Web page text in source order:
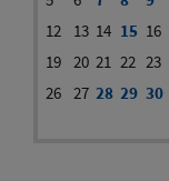
12
13 14 15 16
19 20 21 22 23
26 27 28 29 30